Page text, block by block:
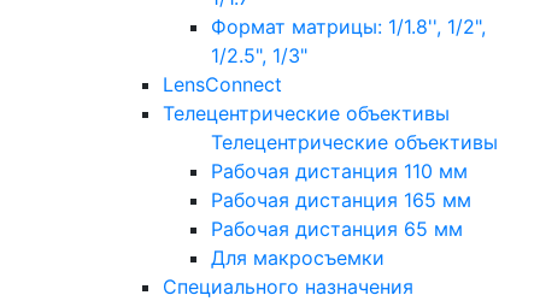
Формат матрицы: 1/1.8'', 1/2",
1/2.5", 1/3"
LensConnect
Телецентрические объективы
Телецентрические объективы
Рабочая дистанция 110 мм
Рабочая дистанция 165 мм
Рабочая дистанция 65 мм
Для макросъемки
Специального назначения